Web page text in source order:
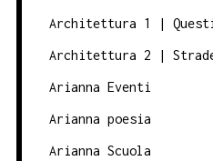
Architettura 1 |
Architettura 2 |
Arianna Eventi
Arianna poesia
Arianna Scuola